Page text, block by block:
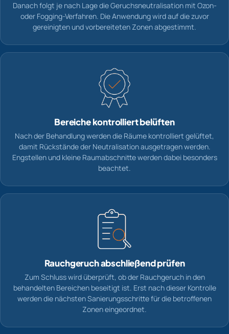
Danach folgt je nach Lage die Geruchsneutralisation mit Ozon-
oder Fogging-Verfahren. Die Anwendung wird auf die zuvor
gereinigten und vorbereiteten Zonen abgestimmt.
Bereiche kontrolliert belüften
Nach der Behandlung werden die Räume kontrolliert gelüftet,
damit Rückstände der Neutralisation ausgetragen werden.
Engstellen und kleine Raumabschnitte werden dabei besonders
beachtet.
Rauchgeruch abschließend prüfen
Zum Schluss wird überprüft, ob der Rauchgeruch in den
behandelten Bereichen beseitigt ist. Erst nach dieser Kontrolle
werden die nächsten Sanierungsschritte für die betroffenen
Zonen eingeordnet.